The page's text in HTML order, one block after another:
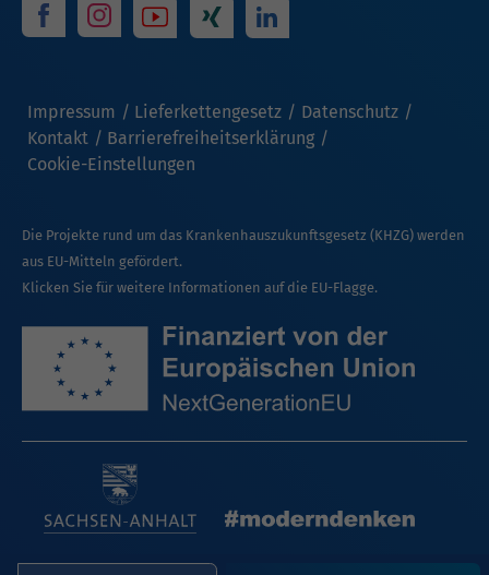
Impressum Lieferkettengesetz
Datenschutz
Kontakt
Barrierefreiheitserklärung
Cookie-Einstellungen
Die Projekte rund um das Krankenhauszukunftsgesetz (KHZG) werden
aus EU-Mitteln gefördert.
Klicken Sie für weitere Informationen auf die EU-Flagge.